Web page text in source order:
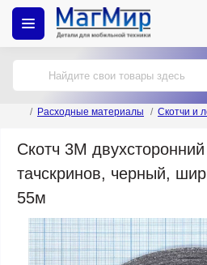
Расходные материалы Скотчи и
Скотч 3M
тачскринов, черный,
55м